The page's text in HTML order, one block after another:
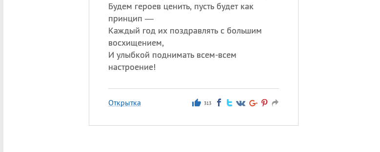
Будем героев ценить, пусть будет как
принцип —
Каждый год их поздравлять с большим
восхищением,
И улыбкой поднимать всем-всем
настроение!
Открытка 313